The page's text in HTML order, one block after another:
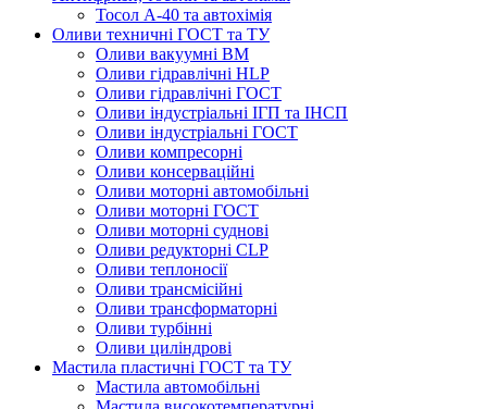
Тосол А-40 та автохімія
Оливи техничні ГОСТ та ТУ
Оливи вакуумні ВМ
Оливи гідравлічні HLP
Оливи гідравлічні ГОСТ
Оливи індустріальні ІГП та ІНСП
Оливи індустріальні ГОСТ
Оливи компресорні
Оливи консерваційні
Оливи моторні автомобільні
Оливи моторні ГОСТ
Оливи моторні суднові
Оливи редукторні CLP
Оливи теплоносії
Оливи трансмісійні
Оливи трансформаторні
Оливи турбінні
Оливи циліндрові
Мастила пластичні ГОСТ та ТУ
Мастила автомобільні